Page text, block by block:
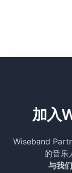
加入
Wiseband
的音乐
与我